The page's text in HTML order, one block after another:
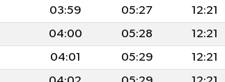
03:59 05:27 12:21
04:00 05:28 12:21
04:01 05:29 12:21